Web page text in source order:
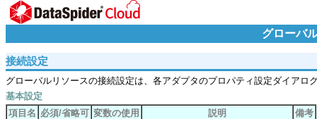
グローバ
接続設定
グローバルリソースの接続設定は、各アダプタのプロパティ設定ダイアロ
基本設定
項目名 必須/省略可 変数の使用 説明
備考